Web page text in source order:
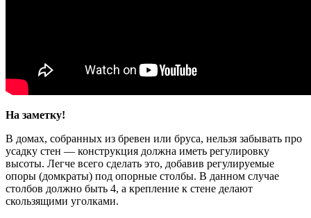
На заметку!
В домах, собранных из бревен или бруса, нельзя забывать про
усадку стен — конструкция должна иметь регулировку
высоты. Легче всего сделать это, добавив регулируемые
опоры (домкраты) под опорные столбы. В данном случае
столбов должно быть 4, а крепление к стене делают
скользящими уголками.